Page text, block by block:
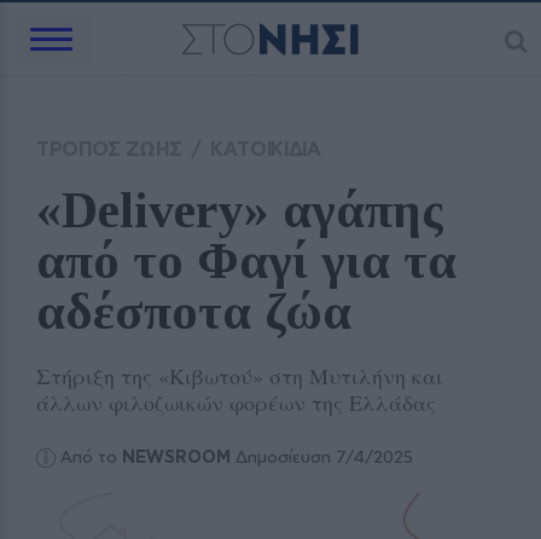
«Delivery» αγάπης
από το Φαγί για τα
αδέσποτα ζώα
Στήριξη της «Κιβωτού» στη Μυτιλήνη και
άλλων φιλοζωικών φορέων της Ελλάδας
Από το NEWSROOM Δημοσίευση 7/4/2025